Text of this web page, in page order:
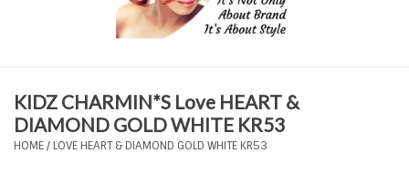
Plus Size Sieraden
KIDZ CHARMIN*S Love HEART &
DIAMOND GOLD WHITE KR53
HOME/ LOVE HEART & DIAMOND GOLD WHITE KR53